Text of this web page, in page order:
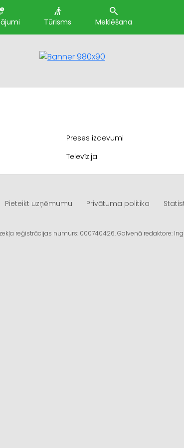
Tūrisms Meklēšana
Preses izdevumi
Televīzija
Pieteikt uzņēmumu Privātuma politika
reģistrācijas numurs: 000740426. Galvenā redaktore: